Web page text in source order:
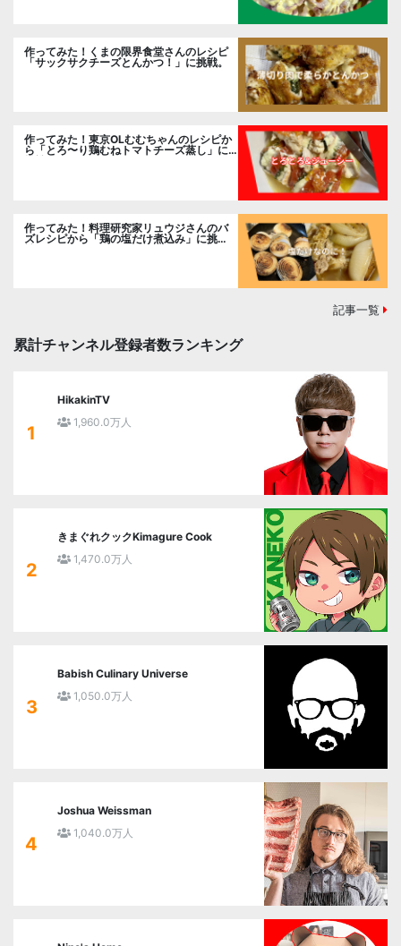
作ってみた！くまの限界食堂さんのレシピ
「サックサクチーズとんかつ！」に挑戦。
作ってみた！東京OLむむちゃんのレシピか
ら「とろ〜り鶏むねトマトチーズ蒸し」に
作ってみた！料理研究家リュウジさんのバ
ズレシピから「鶏の塩だけ煮込み」に挑
記事一覧
累計チャンネル登録者数ランキング
1
HikakinTV
1,960.0万人
2
きまぐれクックKimagure Cook
1,470.0万人
3
Babish Culinary Universe
1,050.0万人
4
Joshua Weissman
1,040.0万人